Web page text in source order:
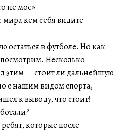
не мое»
кем себя видите
в футболе. Но как
Несколько
этим — стоит ли дальнейшую
с нашим видом спорта,
к выводу, что стоит!
которые после